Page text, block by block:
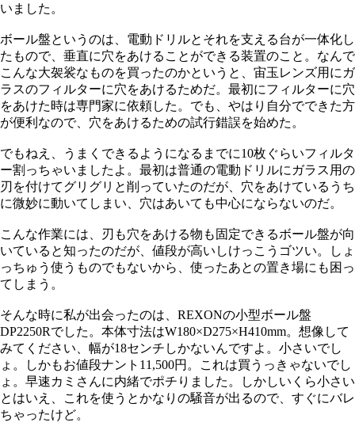
いました。
ボール盤というのは、電動ドリルとそれを支える台が一体化し
たもので、垂直に穴をあけることができる装置のこと。なんで
こんな大袈裟なものを買ったのかというと、宙玉レンズ用にガ
ラスのフィルターに穴をあけるためだ。最初にフィルターに穴
をあけた時は専門家に依頼した。でも、やはり自分でできた方
が便利なので、穴をあけるための試行錯誤を始めた。
でもねえ、うまくできるようになるまでに10枚ぐらいフィルタ
ー割っちゃいましたよ。最初は普通の電動ドリルにガラス用の
刃を付けてグリグリと削っていたのだが、穴をあけているうち
に微妙に動いてしまい、穴はあいても中心にならないのだ。
こんな作業には、刃も穴をあける物も固定できるボール盤が向
いていると知ったのだが、値段が高いしけっこうゴツい。しょ
っちゅう使うものでもないから、使ったあとの置き場にも困っ
てしまう。
そんな時に私が出会ったのは、REXONの小型ボール盤
DP2250Rでした。本体寸法はW180×D275×H410mm。想像して
みてください、幅が18センチしかないんですよ。小さいでし
ょ。しかもお値段ナント11,500円。これは買うっきゃないでし
ょ。早速カミさんに内緒でポチりました。しかしいくら小さい
とはいえ、これを使うとかなりの騒音が出るので、すぐにバレ
ちゃったけど。